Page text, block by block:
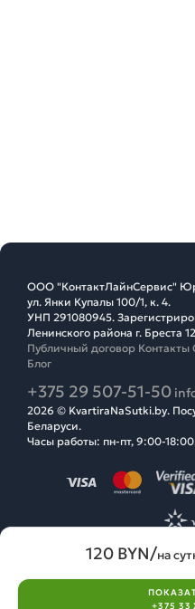
120 BYN/на
+375 33
ООО "КонтактЛайнСервис"
ул. Янки Купалы 100/1, к. 4.
УНП 291080945.
Ленинского района г. Бреста
Публичный договор Контакты
Блог
+375 29 507-51-50
2026 © KvartiraNaSutki.by.
Беларуси.
Часы работы: пн-пт, 9:00-